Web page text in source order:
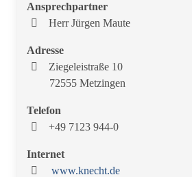
Ansprechpartner
Herr Jürgen Maute
Adresse
Ziegeleistraße 10
72555 Metzingen
Telefon
+49 7123 944-0
Internet
www.knecht.de